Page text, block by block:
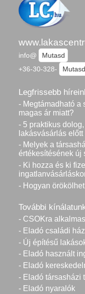
info@
Mutasd
+36-30-328-
Mutasd
Legfrissebb
- Megtámadható a
magas ár miatt?
- 5 praktikus
lakásvásárlás előtt
- Melyek a
értékesítésének új
- Ki hozza és ki
- Hogyan
További
- CSOKra
- Eladó családi ház
- Új építésű
- Eladó használt
- Eladó
- Eladó társasházi
- Eladó nyaralók